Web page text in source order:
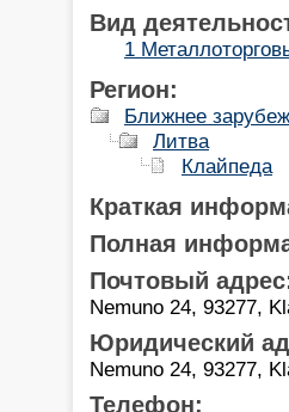
Вид
1
Регион:
Ближнее
Литва
Клайпеда
Краткая
Полная
Почтовый
Nemuno 24, 93277,
Юридический
Nemuno 24, 93277,
Телефон: